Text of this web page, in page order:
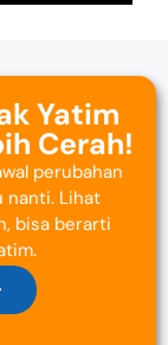
Yatim
Cerah!
perubahan
nanti. Lihat
bisa berarti